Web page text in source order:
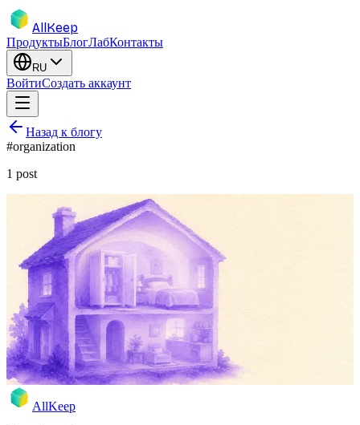
AllKeep
ПродуктыБлогЛабКонтакты
RU
ВойтиСоздать аккаунт
Назад к блогу
#organization
1 post
productfeature
Коробка. В комнате. В доме. Почему
локации должны вкладываться.
Реальные вещи лежат внутри других вещей — ящик в шкафу
на кухне. Плоские теги «комната» теряют цепочку. Зачем
нужны вложенные локации.
17 мая 2026 г.Rodion
AllKeep